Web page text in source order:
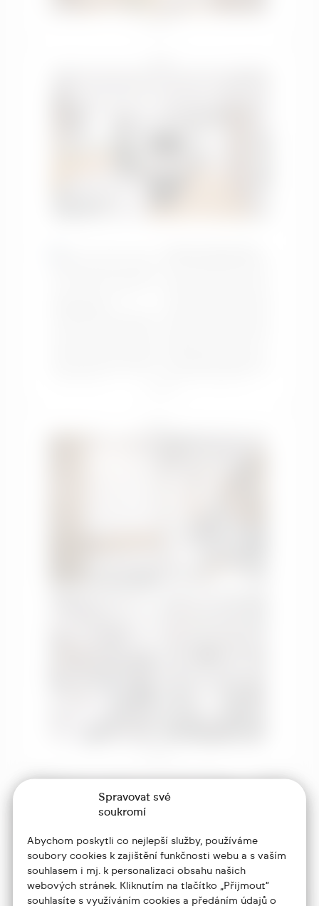
Spravovat své
soukromí
Abychom poskytli co nejlepší služby, používáme
soubory cookies k zajištění funkčnosti webu a s vaším
souhlasem i mj. k personalizaci obsahu našich
webových stránek. Kliknutím na tlačítko „Přijmout“
souhlasíte s využíváním cookies a předáním údajů o